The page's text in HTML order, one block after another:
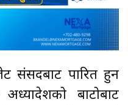
संसदबाट पारित हुन
बाटोबाट